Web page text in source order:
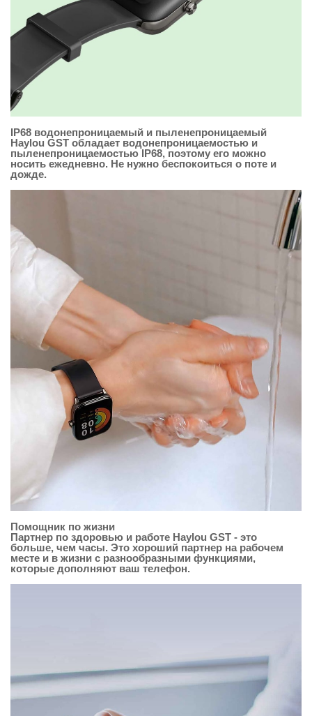
IP68 водонепроницаемый и пыленепроницаемый
Haylou GST обладает водонепроницаемостью и
пыленепроницаемостью IP68, поэтому его можно
носить ежедневно. Не нужно беспокоиться о поте и
дожде.
Помощник по жизни
Партнер по здоровью и работе Haylou GST - это
больше, чем часы. Это хороший партнер на рабочем
месте и в жизни с разнообразными функциями,
которые дополняют ваш телефон.